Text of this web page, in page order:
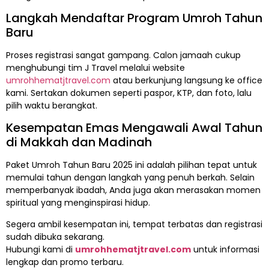
Langkah Mendaftar Program Umroh Tahun
Baru
Proses registrasi sangat gampang. Calon jamaah cukup
menghubungi tim J Travel melalui website
umrohhematjtravel.com atau berkunjung langsung ke office
kami. Sertakan dokumen seperti paspor, KTP, dan foto, lalu
pilih waktu berangkat.
Kesempatan Emas Mengawali Awal Tahun
di Makkah dan Madinah
Paket Umroh Tahun Baru 2025 ini adalah pilihan tepat untuk
memulai tahun dengan langkah yang penuh berkah. Selain
memperbanyak ibadah, Anda juga akan merasakan momen
spiritual yang menginspirasi hidup.
Segera ambil kesempatan ini, tempat terbatas dan registrasi
sudah dibuka sekarang.
Hubungi kami di umrohhematjtravel.com untuk informasi
lengkap dan promo terbaru.